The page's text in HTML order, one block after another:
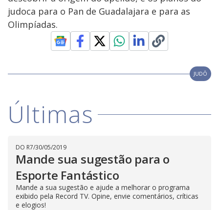
y
V
i
d
o
M
u
judoca para o Pan de Guadalajara e para as
Olimpíadas.
JUDÔ
Últimas
DO R7/30/05/2019
Mande sua sugestão para o
Esporte Fantástico
Mande a sua sugestão e ajude a melhorar o programa
exibido pela Record TV. Opine, envie comentários, críticas
e elogios!